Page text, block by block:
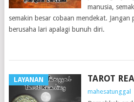
manusia,
semakin besar cobaan mendekat. Jangan
berusaha lari apalagi bunuh diri.
LAYANAN TAROT
mahesatunggal